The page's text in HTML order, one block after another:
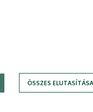
ÖSSZES ELUTASÍTÁSA